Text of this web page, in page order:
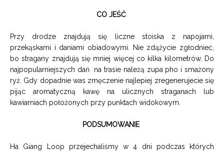
CO JEŚĆ
Przy drodze znajdują się liczne stoiska z napojami,
przekąskami i daniami obiadowymi. Nie zdążycie zgłodnieć,
bo stragany znajdują się mniej więcej co kilka kilometrów. Do
najpopularniejszych dań na trasie należą zupa pho i smażony
ryż. Gdy dopadnie was zmęczenie najlepiej zregenerujecie się
pijąc aromatyczną kawę na ulicznych straganach lub
kawiarniach położonych przy punktach widokowym.
PODSUMOWANIE
Ha Giang Loop przejechaliśmy w 4 dni podczas których